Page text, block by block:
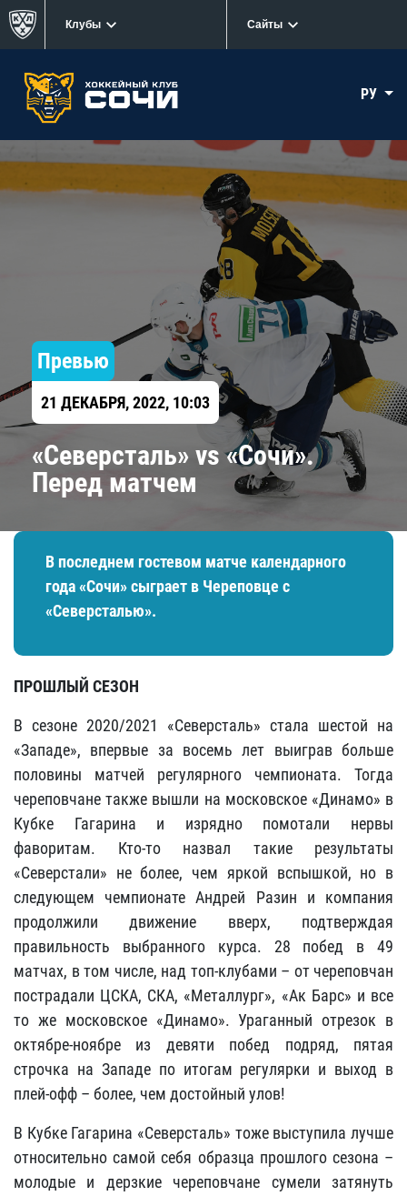
Клубы Сайты
РУ
Превью
21 ДЕКАБРЯ, 2022, 10:03
«Северсталь» vs «Сочи».
Перед матчем
В последнем гостевом матче календарного
года «Сочи» сыграет в Череповце с
«Северсталью».
ПРОШЛЫЙ СЕЗОН
В сезоне 2020/2021 «Северсталь» стала шестой на
«Западе», впервые за восемь лет выиграв больше
половины матчей регулярного чемпионата. Тогда
череповчане также вышли на московское «Динамо» в
Кубке Гагарина и изрядно помотали нервы
фаворитам. Кто-то назвал такие результаты
«Северстали» не более, чем яркой вспышкой, но в
следующем чемпионате Андрей Разин и компания
продолжили движение вверх, подтверждая
правильность выбранного курса. 28 побед в 49
матчах, в том числе, над топ-клубами – от череповчан
пострадали ЦСКА, СКА, «Металлург», «Ак Барс» и все
то же московское «Динамо». Ураганный отрезок в
октябре-ноябре из девяти побед подряд, пятая
строчка на Западе по итогам регулярки и выход в
плей-офф – более, чем достойный улов!
В Кубке Гагарина «Северсталь» тоже выступила лучше
относительно самой себя образца прошлого сезона –
молодые и дерзкие череповчане сумели затянуть